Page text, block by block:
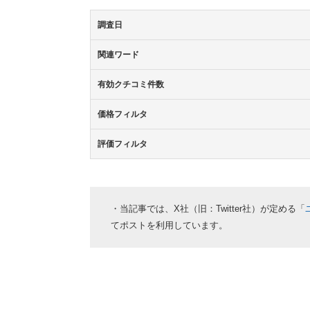
調査日
関連ワード
有効クチコミ件数
価格フィルタ
評価フィルタ
・当記事では、X社（旧：Twitter社）が定める「
てポストを利用しています。